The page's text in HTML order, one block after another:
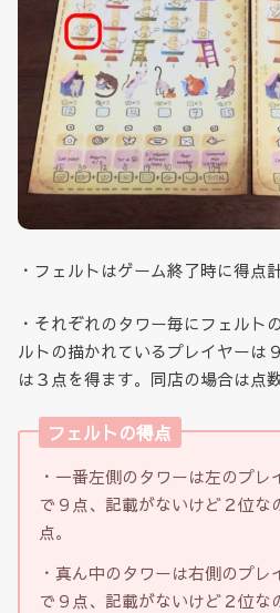
・フェルトはゲーム終了時に得点
・それぞれのタワー毎にフェルト
ルトの描かれているプレイヤーは
は３点を得ます。同店の場合は点
フェルトの得点
・一番左側のタワーは左のプ
で９点、記載がないけど２位な
点。
・真ん中のタワーは右側のプ
で９点、記載がないけど２位な